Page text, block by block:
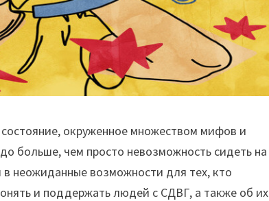
окруженное множеством мифов и
больше, чем просто невозможность сидеть на
неожиданные возможности для тех, кто
и поддержать людей с СДВГ, а также об их